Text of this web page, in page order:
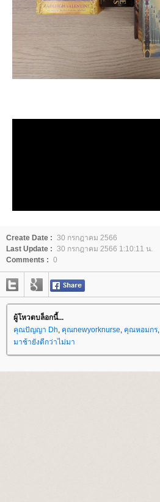
Create Date : 30 กรกฎาคม 2566
Last Update : 30 กรกฎาคม 2566 1:10:11 น.
Comments : 0
ผู้โหวตบล็อกนี้...
คุณปัญญา Dh, คุณnewyorknurse, คุณหอมกร,
มาช้ายังดีกว่าไม่มา